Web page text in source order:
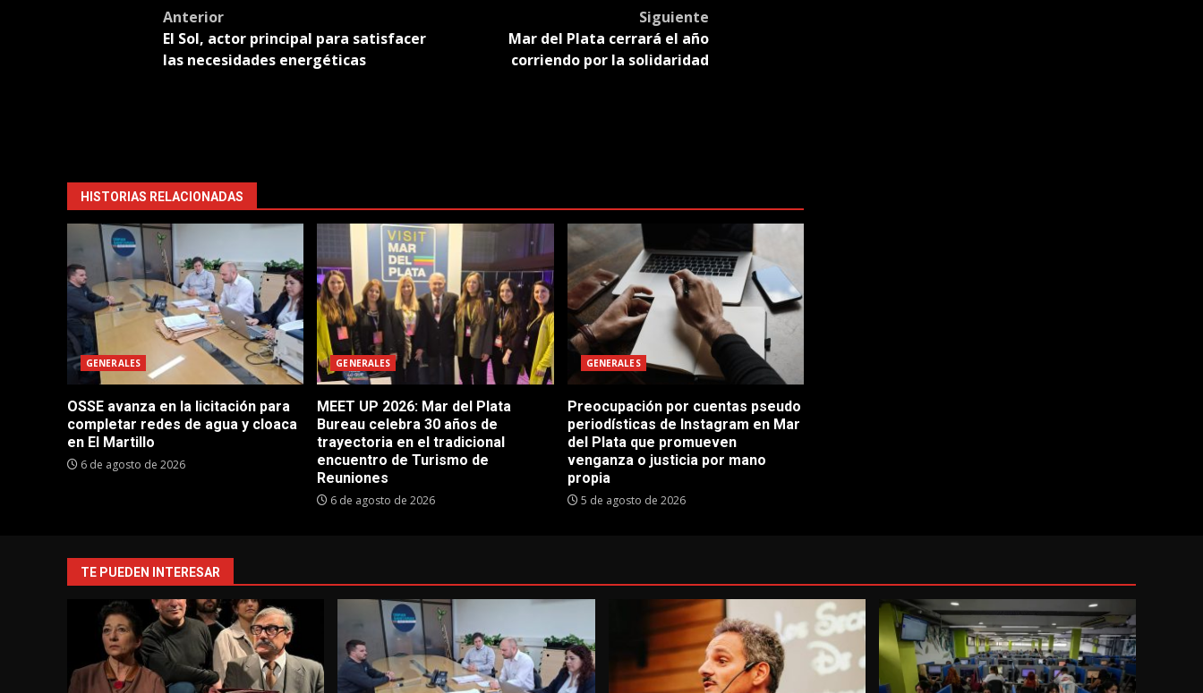
Post
navigation
Anterior
El Sol, actor principal para satisfacer
las necesidades energéticas
Siguiente
Mar del Plata cerrará el año
corriendo por la solidaridad
HISTORIAS RELACIONADAS
GENERALES
OSSE avanza en la licitación para
completar redes de agua y cloaca
en El Martillo
6 de agosto de 2026
GENERALES
MEET UP 2026: Mar del Plata
Bureau celebra 30 años de
trayectoria en el tradicional
encuentro de Turismo de
Reuniones
6 de agosto de 2026
GENERALES
Preocupación por cuentas pseudo
periodísticas de Instagram en Mar
del Plata que promueven
venganza o justicia por mano
propia
5 de agosto de 2026
TE PUEDEN INTERESAR